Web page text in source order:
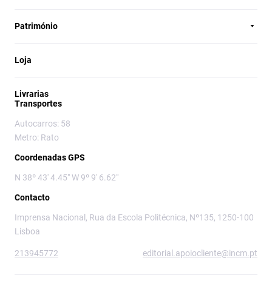
Património
Loja
Livrarias
Transportes
Autocarros: 58
Metro: Rato
Coordenadas GPS
N 38º 43' 4.45" W 9º 9' 6.62"
Contacto
Imprensa Nacional, Rua da Escola Politécnica, Nº135, 1250-100
Lisboa
213945772 editorial.apoiocliente@incm.pt